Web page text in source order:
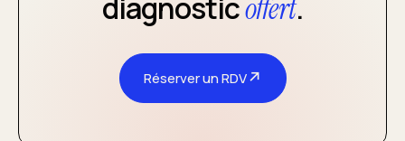
offert
Réserver un RDV↗